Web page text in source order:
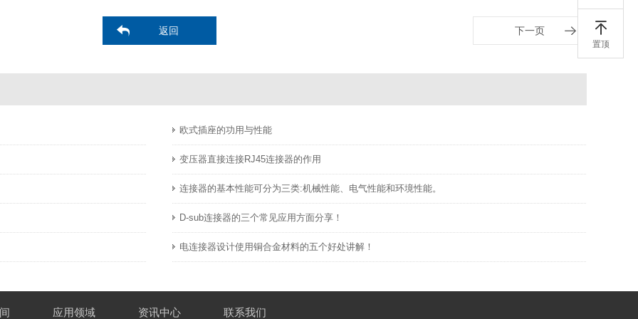
返回 下一页
欧式插座的功用与性能
变压器直接连接RJ45连接器的作用
连接器的基本性能可分为三类:机械性能、电气性能和环境性能。
D-sub连接器的三个常见应用方面分享！
电连接器设计使用铜合金材料的五个好处讲解！
应用领域 资讯中心 联系我们
置顶